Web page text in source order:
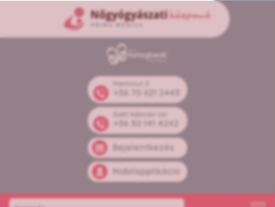
Mammut 2
+36 70 621 2443
Széll Kálmán tér
+36 30 141 4242
Bejelentkezés
Mobilapplikáció